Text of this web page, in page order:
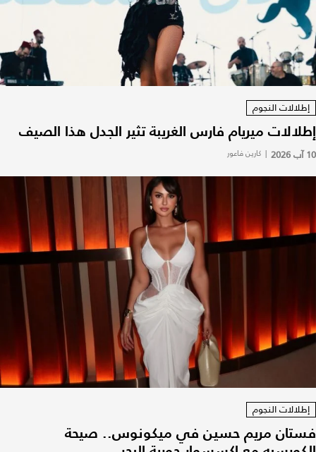
إطلالات النجوم
إطلالات ميريام فارس الغريبة تثير الجدل هذا الصيف
10 آب 2026 | كارين فاعور
إطلالات النجوم
فستان مريم حسين في ميكونوس.. صيحة